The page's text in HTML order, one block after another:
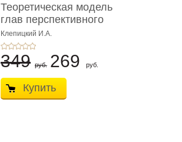
Теоретическая модель
глав перспективного
УК о ...
Клепицкий И.А.
349 руб. 269 руб.
Купить